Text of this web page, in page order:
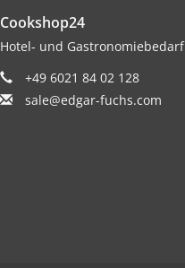
Cookshop24
Hotel- und Gastronomiebedarf
+49 6021 84 02 128
sale@edgar-fuchs.com